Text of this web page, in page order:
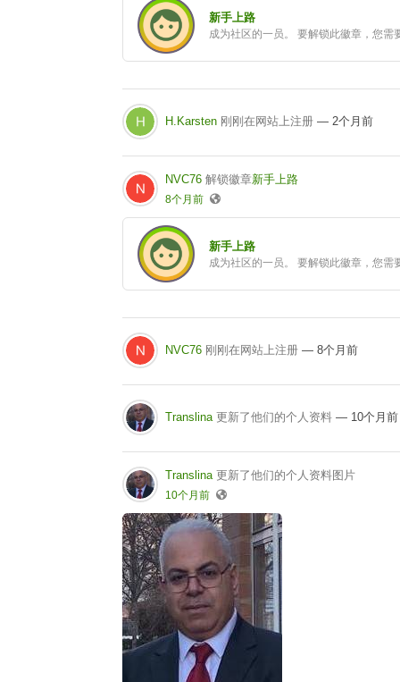
新手上路
成为社区的一员。 要解锁此徽章，您需
H.Karsten 刚刚在网站上注册 — 2个月前
NVC76 解锁徽章新手上路
8个月前
新手上路
成为社区的一员。 要解锁此徽章，您需
NVC76 刚刚在网站上注册 — 8个月前
Translina更新了他们的个人资料 — 10个月前
Translina更新了他们的个人资料图片
10个月前